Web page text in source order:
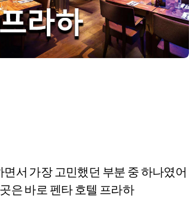
은 바로 펜타 호텔 프라하